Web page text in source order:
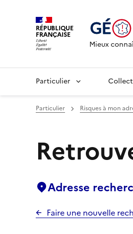
RÉPUBLIQUE
FRANÇAISE
Mieux
Particulier
Particulier Risques à mon
Adresse
Faire une nouvelle